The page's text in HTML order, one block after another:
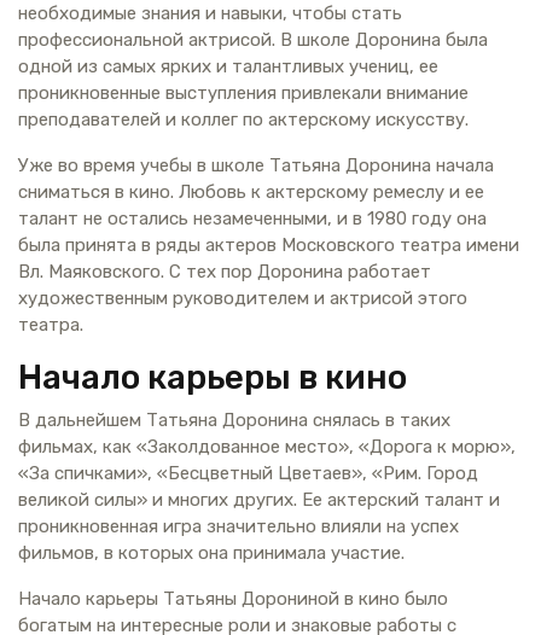
необходимые знания и навыки, чтобы стать
профессиональной актрисой. В школе Доронина была
одной из самых ярких и талантливых учениц, ее
проникновенные выступления привлекали внимание
преподавателей и коллег по актерскому искусству.
Уже во время учебы в школе Татьяна Доронина начала
сниматься в кино. Любовь к актерскому ремеслу и ее
талант не остались незамеченными, и в 1980 году она
была принята в ряды актеров Московского театра имени
Вл. Маяковского. С тех пор Доронина работает
художественным руководителем и актрисой этого
театра.
Начало карьеры в кино
В дальнейшем Татьяна Доронина снялась в таких
фильмах, как «Заколдованное место», «Дорога к морю»,
«За спичками», «Бесцветный Цветаев», «Рим. Город
великой силы» и многих других. Ее актерский талант и
проникновенная игра значительно влияли на успех
фильмов, в которых она принимала участие.
Начало карьеры Татьяны Дорониной в кино было
богатым на интересные роли и знаковые работы с